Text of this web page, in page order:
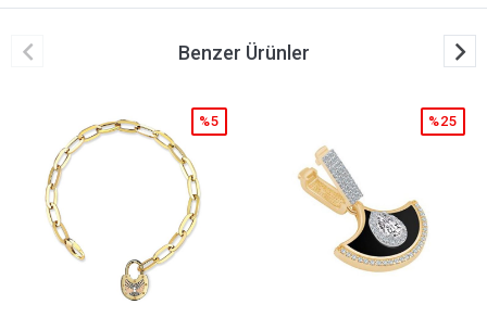
Benzer Ürünler
%5 %25